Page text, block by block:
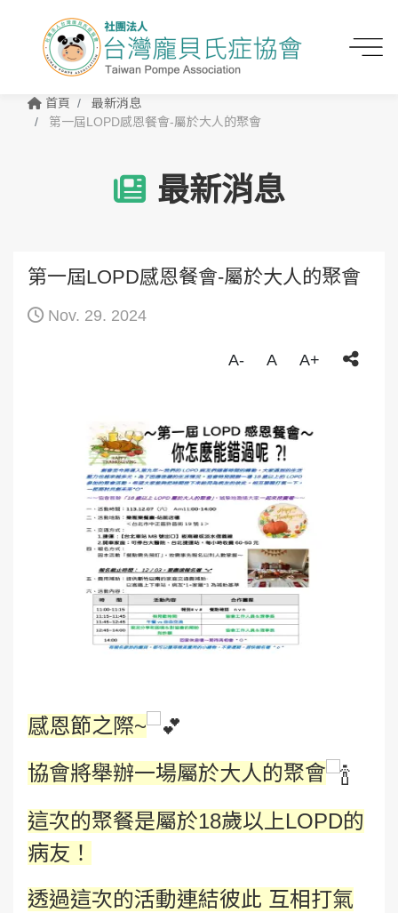
首頁
最新消息
第一屆LOPD感恩餐會-屬於大人的聚會
最新消息
第一屆LOPD感恩餐會-屬於大人的聚會
Nov. 29. 2024
A- A A+
感恩節之際~
協會將舉辦一場屬於大人的聚會
這次的聚餐是屬於18歲以上LOPD的
病友！
透過這次的活動連結彼此 互相打氣